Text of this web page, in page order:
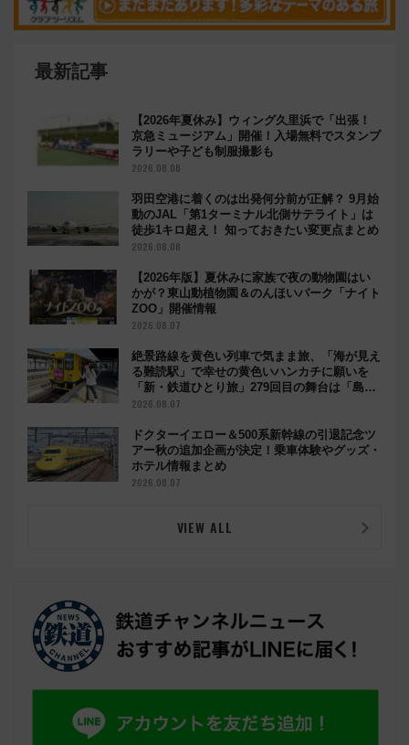
最新記事
【2026年夏休み】ウィング久里浜で「出張！
京急ミュージアム」開催！入場無料でスタンプ
ラリーや子ども制服撮影も
2026.08.08
羽田空港に着くのは出発何分前が正解？ 9月始
動のJAL「第1ターミナル北側サテライト」は
徒歩1キロ超え！ 知っておきたい変更点まとめ
2026.08.08
【2026年版】夏休みに家族で夜の動物園はい
かが？東山動植物園＆のんほいパーク「ナイト
ZOO」開催情報
2026.08.07
絶景路線を黄色い列車で気まま旅、「海が見え
る難読駅」で幸せの黄色いハンカチに願いを
「新・鉄道ひとり旅」279回目の舞台は「島原
鉄道」
2026.08.07
ドクターイエロー＆500系新幹線の引退記念ツ
アー秋の追加企画が決定！乗車体験やグッズ・
ホテル情報まとめ
2026.08.07
VIEW ALL